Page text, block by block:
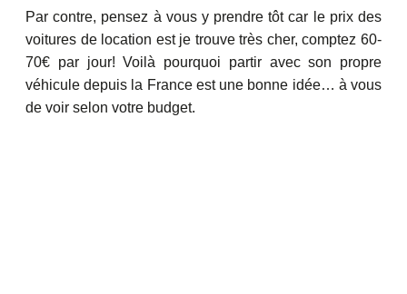
Par contre, pensez à vous y prendre tôt car le prix des
voitures de location est je trouve très cher, comptez 60-
70€ par jour! Voilà pourquoi partir avec son propre
véhicule depuis la France est une bonne idée… à vous
de voir selon votre budget.